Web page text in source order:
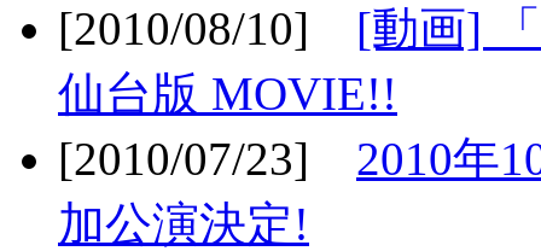
[2010/08/10] [動画]
仙台版 MOVIE!!
[2010/07/23] 2010年
加公演決定!